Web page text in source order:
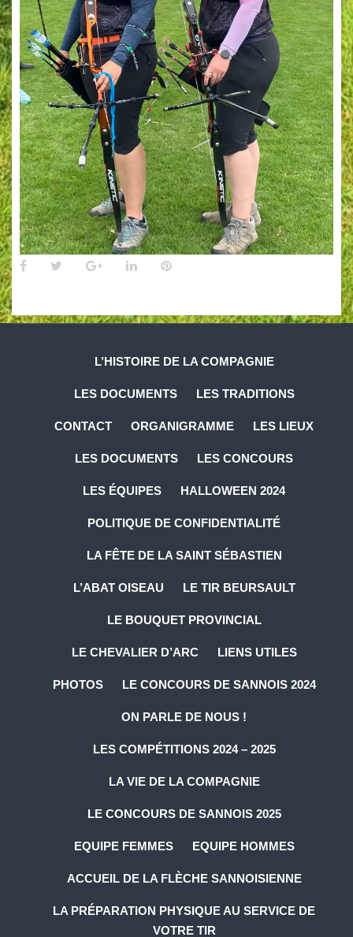
L’HISTOIRE DE LA COMPAGNIE
LES DOCUMENTS LES TRADITIONS
CONTACT ORGANIGRAMME LES LIEUX
LES DOCUMENTS LES CONCOURS
LES ÉQUIPES HALLOWEEN 2024
POLITIQUE DE CONFIDENTIALITÉ
LA FÊTE DE LA SAINT SÉBASTIEN
L’ABAT OISEAU LE TIR BEURSAULT
LE BOUQUET PROVINCIAL
LE CHEVALIER D’ARC LIENS UTILES
PHOTOS LE CONCOURS DE SANNOIS 2024
ON PARLE DE NOUS !
LES COMPÉTITIONS 2024 – 2025
LA VIE DE LA COMPAGNIE
LE CONCOURS DE SANNOIS 2025
EQUIPE FEMMES EQUIPE HOMMES
ACCUEIL DE LA FLÈCHE SANNOISIENNE
LA PRÉPARATION PHYSIQUE AU SERVICE DE
VOTRE TIR